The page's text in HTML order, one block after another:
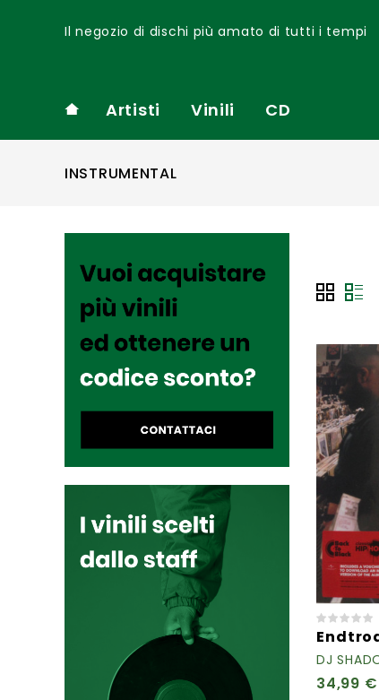
Il negozio di dischi più amato di tutti i tempi
Artisti Vinili CD
INSTRUMENTAL
DJ
34,99 €